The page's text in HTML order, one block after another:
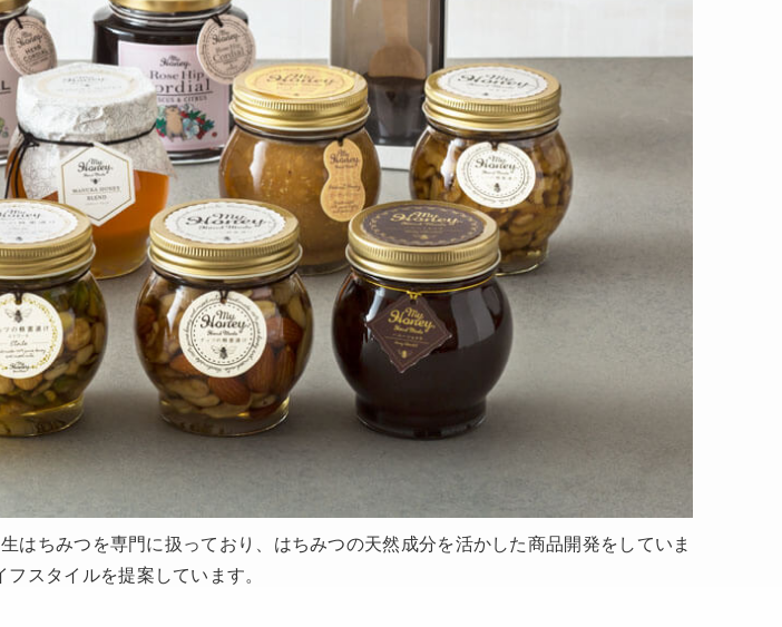
はちみつを専門に扱っており、はちみつの天然成分を活かした商品開発をしていま
スタイルを提案しています。